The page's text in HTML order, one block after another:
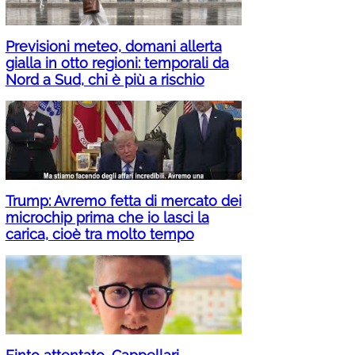
Previsioni meteo, domani allerta
gialla in otto regioni: temporali da
Nord a Sud, chi è più a rischio
Trump: Avremo fetta di mercato dei
microchip prima che io lasci la
carica, cioè tra molto tempo